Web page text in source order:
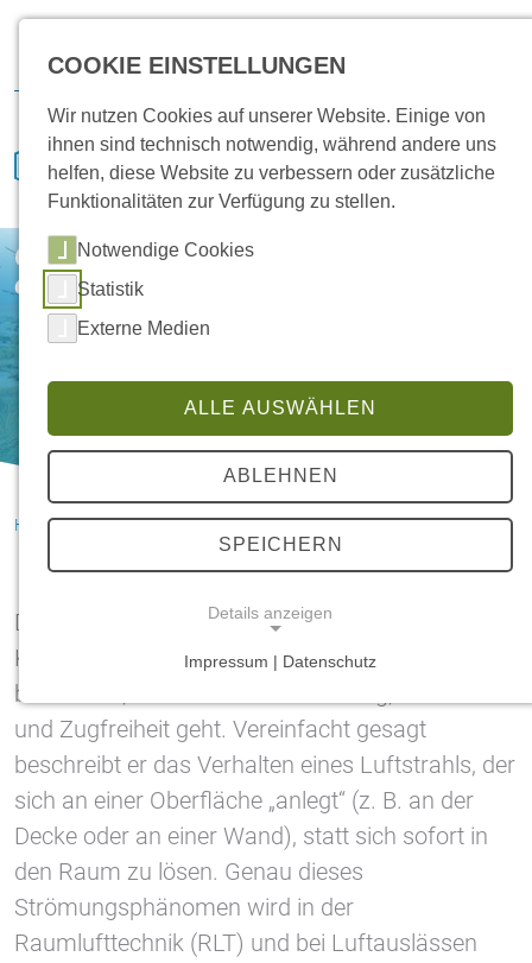
Downloads
Coandă-Effekt in der Klimatechnik –
einfach erklärt und richtig angewendet
HANSA Klimasysteme im Saterland Coanda Effekt Klimatechnik
Der Coandă-Effekt ist ein Begriff, der in der
Klimatechnik immer wieder auftaucht –
besonders, wenn es um Luftführung, Komfort
und Zugfreiheit geht. Vereinfacht gesagt
beschreibt er das Verhalten eines Luftstrahls, der
sich an einer Oberfläche „anlegt“ (z. B. an der
Decke oder an einer Wand), statt sich sofort in
den Raum zu lösen. Genau dieses
Strömungsphänomen wird in der
Raumlufttechnik (RLT) und bei Luftauslässen
COOKIE EINSTELLUNGEN
Wir nutzen Cookies auf unserer Website. Einige von
ihnen sind technisch notwendig, während andere uns
helfen, diese Website zu verbessern oder zusätzliche
Funktionalitäten zur Verfügung zu stellen.
Notwendige Cookies
Statistik
Externe Medien
ALLE AUSWÄHLEN
ABLEHNEN
SPEICHERN
Details anzeigen
Notwendige Cookies ermöglichen grundlegende
Funktionen und sind für die einwandfreie Funktion
der Website erforderlich.
Einverständnis-Cookie
Name:
cookie_consent
Zweck:
Impressum | Datenschutz